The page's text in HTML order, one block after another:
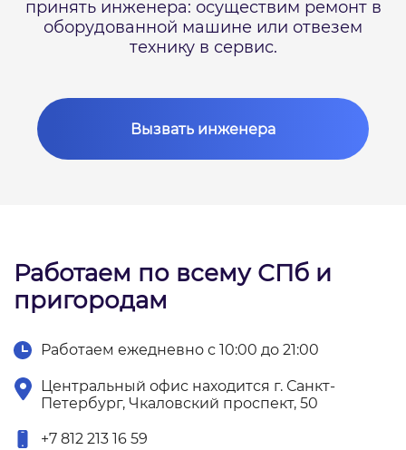
принять инженера: осуществим ремонт в
оборудованной машине или отвезем
технику в сервис.
Вызвать инженера
Работаем по всему СПб и
пригородам
Работаем ежедневно с 10:00 до 21:00
Центральный офис находится г. Санкт-
Петербург, Чкаловский проспект, 50
+7 812 213 16 59